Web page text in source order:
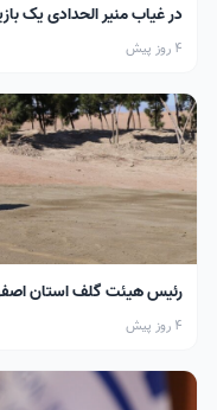
در غیاب منیر الحدادی یک
4 روز پیش
رئیس هیئت گلف استان
4 روز پیش